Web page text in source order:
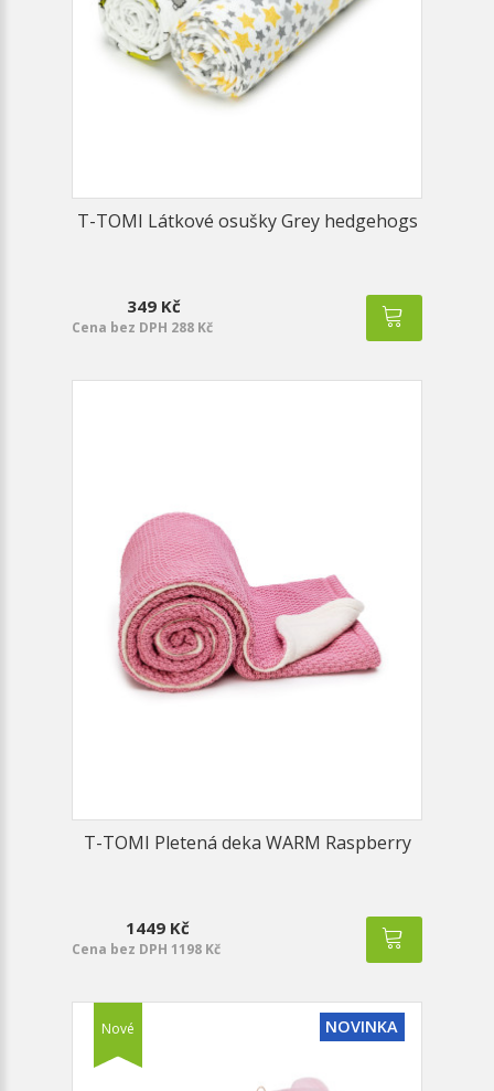
T-TOMI Látkové osušky Grey hedgehogs
349 Kč
Cena bez DPH 288 Kč
T-TOMI Pletená deka WARM Raspberry
1449 Kč
Cena bez DPH 1198 Kč
Nové NOVINKA